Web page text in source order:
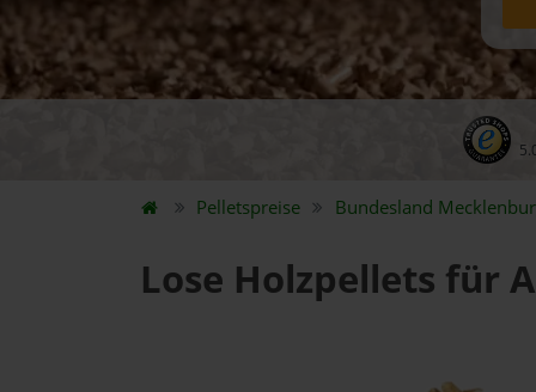
Pelletspreise Bundesland
Lose Holzpellets für